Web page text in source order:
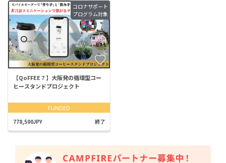
コロナサポート
プログラム対象
【QoFFEE？】大阪発の循環型コー
ヒースタンドプロジェクト
FUNDED
778,500JPY 終了